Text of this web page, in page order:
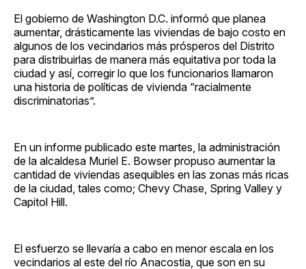
El gobierno de Washington D.C. informó que planea
aumentar, drásticamente las viviendas de bajo costo en
algunos de los vecindarios más prósperos del Distrito
para distribuirlas de manera más equitativa por toda la
ciudad y así, corregir lo que los funcionarios llamaron
una historia de políticas de vivienda “racialmente
discriminatorias”.
En un informe publicado este martes, la administración
de la alcaldesa Muriel E. Bowser propuso aumentar la
cantidad de viviendas asequibles en las zonas más ricas
de la ciudad, tales como; Chevy Chase, Spring Valley y
Capitol Hill.
El esfuerzo se llevaría a cabo en menor escala en los
vecindarios al este del río Anacostia, que son en su